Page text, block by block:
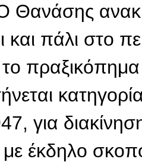
και πάλι στο
το
για
έκδηλο